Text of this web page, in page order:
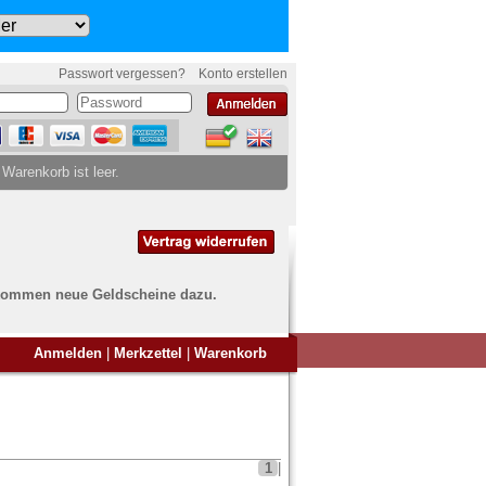
Passwort vergessen? Konto erstellen
Warenkorb ist leer.
neue Geldscheine dazu.
Sie Banknoten
Anmelden Merkzettel Warenkorb
1